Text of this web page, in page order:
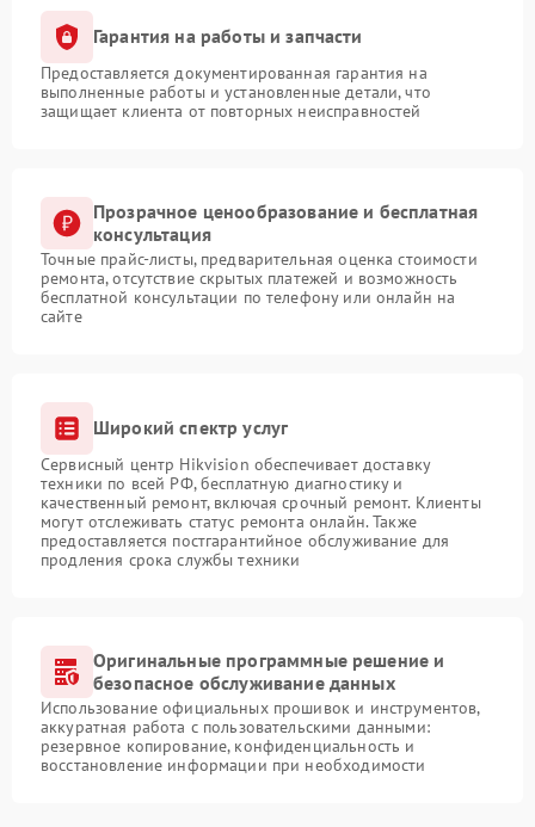
Гарантия на работы и запчасти
Предоставляется документированная гарантия на
выполненные работы и установленные детали, что
защищает клиента от повторных неисправностей
Прозрачное ценообразование и бесплатная
консультация
Точные прайс-листы, предварительная оценка стоимости
ремонта, отсутствие скрытых платежей и возможность
бесплатной консультации по телефону или онлайн на
сайте
Широкий спектр услуг
Сервисный центр Hikvision обеспечивает доставку
техники по всей РФ, бесплатную диагностику и
качественный ремонт, включая срочный ремонт. Клиенты
могут отслеживать статус ремонта онлайн. Также
предоставляется постгарантийное обслуживание для
продления срока службы техники
Оригинальные программные решение и
безопасное обслуживание данных
Использование официальных прошивок и инструментов,
аккуратная работа с пользовательскими данными:
резервное копирование, конфиденциальность и
восстановление информации при необходимости